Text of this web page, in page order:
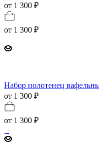
от 1 300 ₽
от 1 300 ₽
Набор полотенец
от 1 300 ₽
от 1 300 ₽